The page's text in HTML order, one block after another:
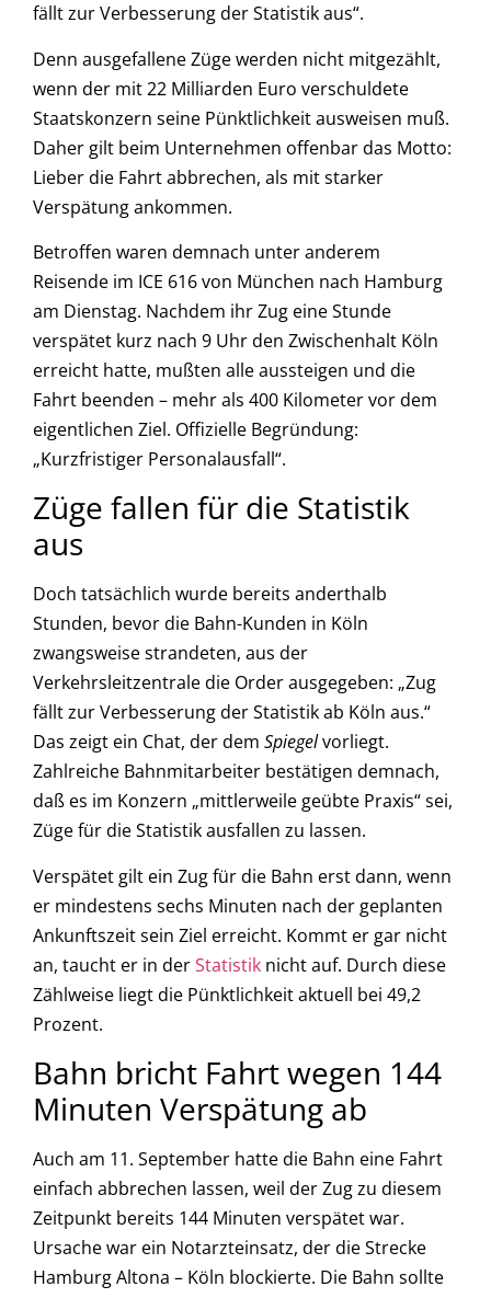
fällt zur Verbesserung der Statistik aus“.
Denn ausgefallene Züge werden nicht mitgezählt,
wenn der mit 22 Milliarden Euro verschuldete
Staatskonzern seine Pünktlichkeit ausweisen muß.
Daher gilt beim Unternehmen offenbar das Motto:
Lieber die Fahrt abbrechen, als mit starker
Verspätung ankommen.
Betroffen waren demnach unter anderem
Reisende im ICE 616 von München nach Hamburg
am Dienstag. Nachdem ihr Zug eine Stunde
verspätet kurz nach 9 Uhr den Zwischenhalt Köln
erreicht hatte, mußten alle aussteigen und die
Fahrt beenden – mehr als 400 Kilometer vor dem
eigentlichen Ziel. Offizielle Begründung:
„Kurzfristiger Personalausfall“.
Züge fallen für die Statistik
aus
Doch tatsächlich wurde bereits anderthalb
Stunden, bevor die Bahn-Kunden in Köln
zwangsweise strandeten, aus der
Verkehrsleitzentrale die Order ausgegeben: „Zug
fällt zur Verbesserung der Statistik ab Köln aus.“
Das zeigt ein Chat, der dem Spiegelvorliegt.
Zahlreiche Bahnmitarbeiter bestätigen demnach,
daß es im Konzern „mittlerweile geübte Praxis“ sei,
Züge für die Statistik ausfallen zu lassen.
Verspätet gilt ein Zug für die Bahn erst dann, wenn
er mindestens sechs Minuten nach der geplanten
Ankunftszeit sein Ziel erreicht. Kommt er gar nicht
an, taucht er in derStatistik nicht auf. Durch diese
Zählweise liegt die Pünktlichkeit aktuell bei 49,2
Prozent.
Bahn bricht Fahrt wegen 144
Minuten Verspätung ab
Auch am 11. September hatte die Bahn eine Fahrt
einfach abbrechen lassen, weil der Zug zu diesem
Zeitpunkt bereits 144 Minuten verspätet war.
Ursache war ein Notarzteinsatz, der die Strecke
Hamburg Altona – Köln blockierte. Die Bahn sollte